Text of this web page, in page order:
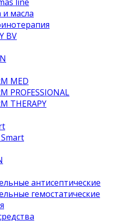
и масла
BV
MED
PROFESSIONAL
THERAPY
антисептические
гемостатические